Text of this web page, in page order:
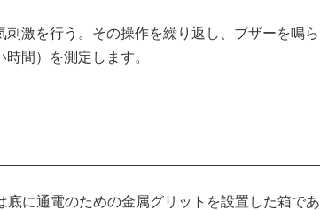
激を行う。その操作を繰り返し、ブザーを鳴ら
間）を測定します。
に通電のための金属グリットを設置した箱であ